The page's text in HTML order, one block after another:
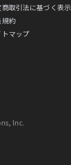
取引法に基づく表示
規約
トマップ
Inc.